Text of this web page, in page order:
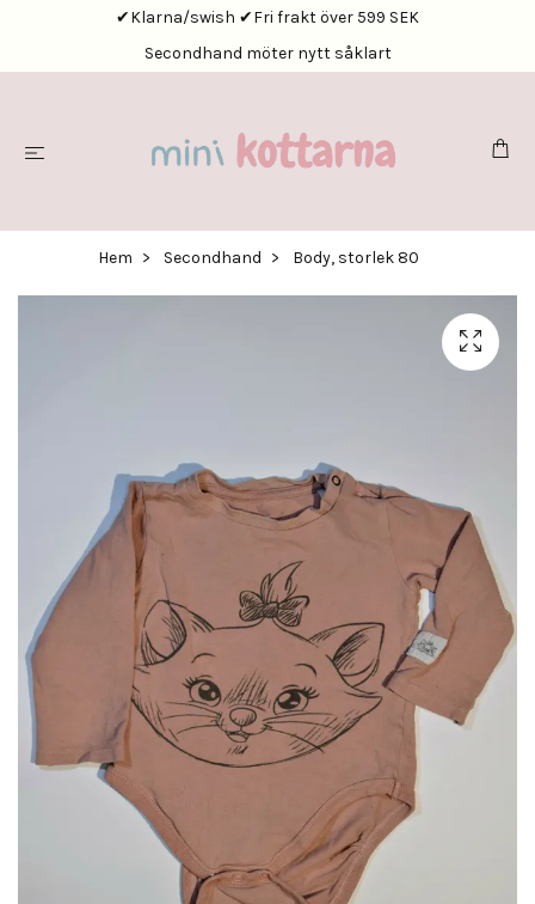
✔Klarna/swish ✔Fri frakt över 599 SEK
Secondhand möter nytt såklart
Hem Secondhand Body, storlek 80